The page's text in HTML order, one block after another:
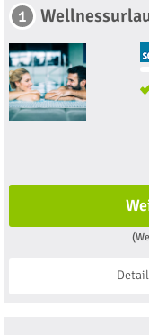
1